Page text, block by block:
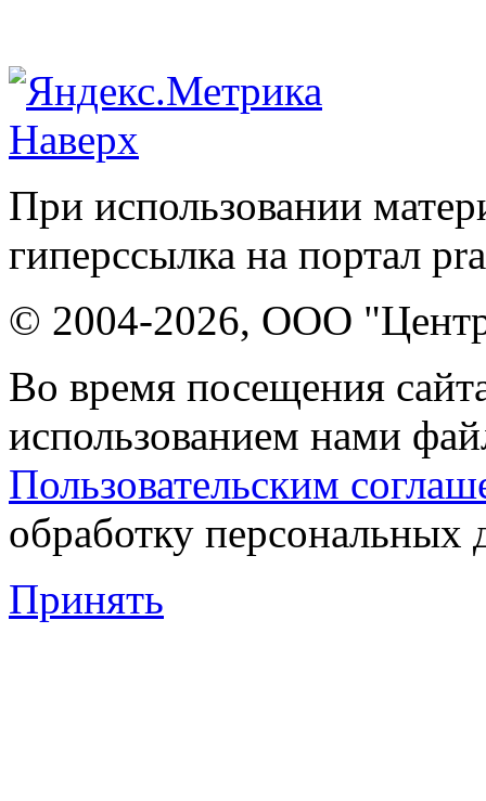
Наверх
При использовании
гиперссылка на портал
© 2004-2026, ООО "Центр
Во время посещения
использованием нами
Пользовательским
обработку персональных
Принять